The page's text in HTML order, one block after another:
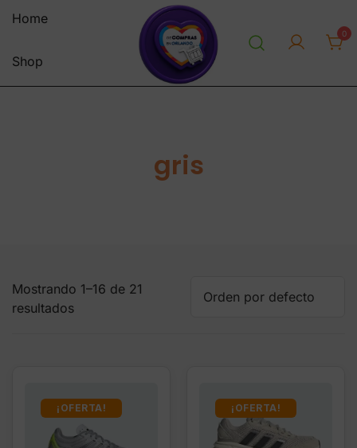
Home
Shop
0
gris
Mostrando 1–16 de 21
resultados
¡OFERTA! ¡OFERTA!